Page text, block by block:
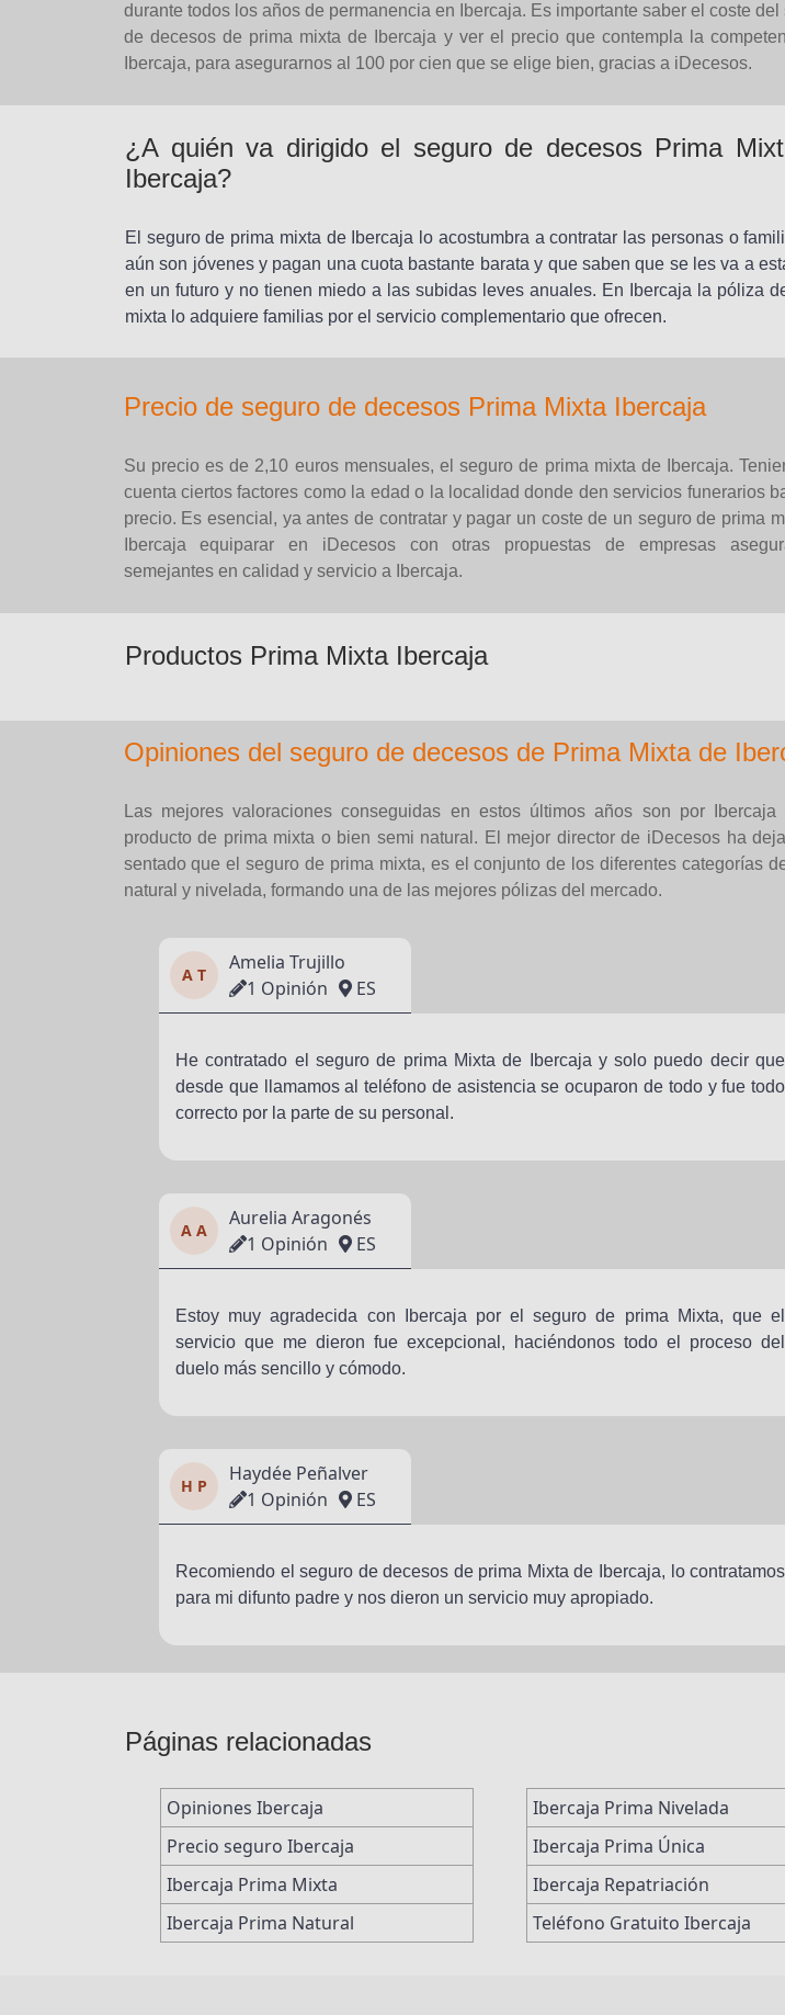
durante todos los años de permanencia en Ibercaja. Es importante saber el coste del
de decesos de prima mixta de Ibercaja y ver el precio que contempla la
Ibercaja, para asegurarnos al 100 por cien que se elige bien, gracias a iDecesos.
¿A quién va dirigido el seguro de decesos Prima
Ibercaja?
El seguro de prima mixta de Ibercaja lo acostumbra a contratar las personas o
aún son jóvenes y pagan una cuota bastante barata y que saben que se les va a
en un futuro y no tienen miedo a las subidas leves anuales. En Ibercaja la póliza
mixta lo adquiere familias por el servicio complementario que ofrecen.
Precio de seguro de decesos Prima Mixta Ibercaja
Su precio es de 2,10 euros mensuales, el seguro de prima mixta de Ibercaja.
cuenta ciertos factores como la edad o la localidad donde den servicios funerarios
precio. Es esencial, ya antes de contratar y pagar un coste de un seguro de prima
Ibercaja equiparar en iDecesos con otras propuestas de empresas
semejantes en calidad y servicio a Ibercaja.
Productos Prima Mixta Ibercaja
Opiniones del seguro de decesos de Prima Mixta de
Las mejores valoraciones conseguidas en estos últimos años son por Ibercaja
producto de prima mixta o bien semi natural. El mejor director de iDecesos ha
sentado que el seguro de prima mixta, es el conjunto de los diferentes categorías
natural y nivelada, formando una de las mejores pólizas del mercado.
A T
Amelia Trujillo
1 Opinión
ES
He contratado el seguro de prima Mixta de Ibercaja y solo puedo decir que
desde que llamamos al teléfono de asistencia se ocuparon de todo y fue todo
correcto por la parte de su personal.
A A
Aurelia Aragonés
1 Opinión
ES
Estoy muy agradecida con Ibercaja por el seguro de prima Mixta, que el
servicio que me dieron fue excepcional, haciéndonos todo el proceso del
duelo más sencillo y cómodo.
H P
Haydée Peñalver
1 Opinión
ES
Recomiendo el seguro de decesos de prima Mixta de Ibercaja, lo contratamos
para mi difunto padre y nos dieron un servicio muy apropiado.
Páginas relacionadas
Opiniones Ibercaja
Precio seguro Ibercaja
Ibercaja Prima Mixta
Ibercaja Prima Natural
Ibercaja Prima Nivelada
Ibercaja Prima Única
Ibercaja Repatriación
Teléfono Gratuito Ibercaja